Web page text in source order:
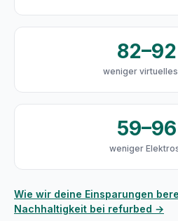
weniger
weniger
Wie wir deine Einsparungen
Nachhaltigkeit bei refurbed →